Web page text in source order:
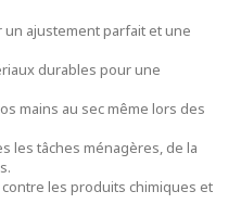
ajustement parfait et une
durables pour une
mains au sec même lors des
les tâches ménagères, de la
les produits chimiques et